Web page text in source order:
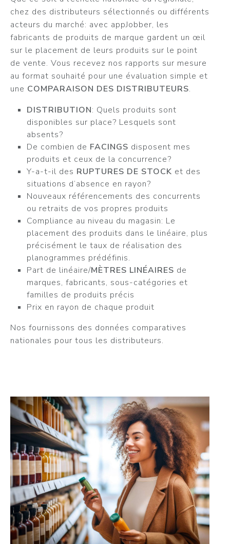
chez des distributeurs sélectionnés ou différents
acteurs du marché: avec appJobber, les
fabricants de produits de marque gardent un œil
sur le placement de leurs produits sur le point
de vente. Vous recevez nos rapports sur mesure
au format souhaité pour une évaluation simple et
une COMPARAISON DES DISTRIBUTEURS.
DISTRIBUTION: Quels produits sont
disponibles sur place? Lesquels sont
absents?
De combien de FACINGS disposent mes
produits et ceux de la concurrence?
Y-a-t-il des RUPTURES DE STOCK et des
situations d’absence en rayon?
Nouveaux référencements des concurrents
ou retraits de vos propres produits
Compliance au niveau du magasin: Le
placement des produits dans le linéaire, plus
précisément le taux de réalisation des
planogrammes prédéfinis.
Part de linéaire/MÈTRES LINÉAIRES de
marques, fabricants, sous-catégories et
familles de produits précis
Prix en rayon de chaque produit
Nos fournissons des données comparatives
nationales pour tous les distributeurs.